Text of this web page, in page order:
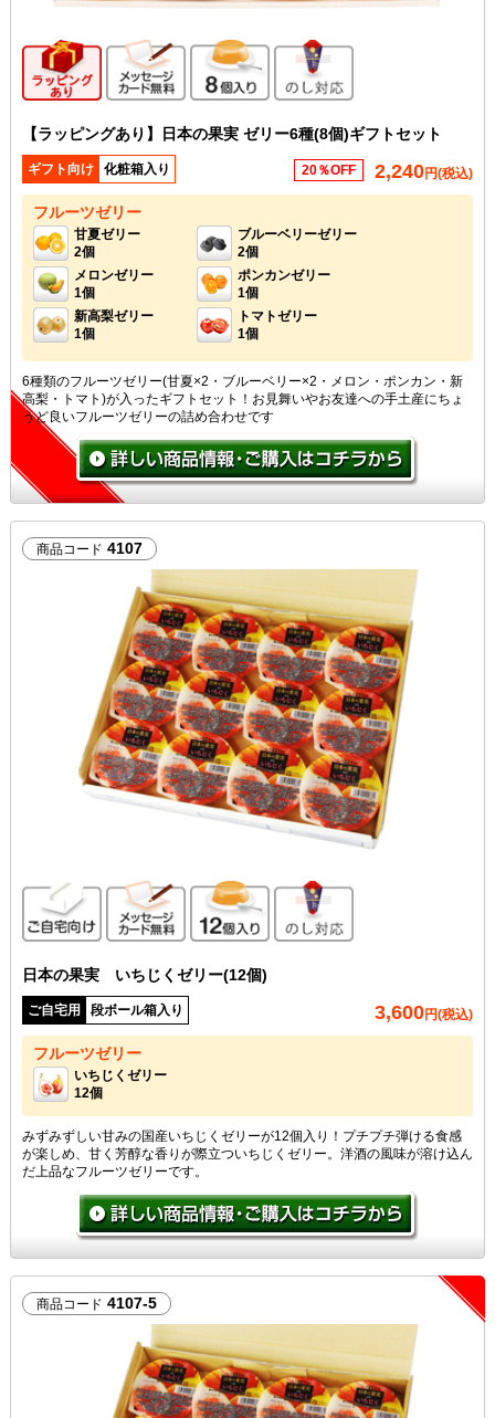
ギフト向け商品メッセージカード無料
8個入り のし対応
【ラッピングあり】日本の果実 ゼリー6種(8個)ギフトセット
ギフト向け 化粧箱入り 20％OFF 2,240円(税込)
フルーツゼリー
甘夏ゼリー
2個
ブルーベリーゼリー
2個
メロンゼリー
1個
ポンカンゼリー
1個
新高梨ゼリー
1個
トマトゼリー
1個
6種類のフルーツゼリー(甘夏×2・ブルーベリー×2・メロン・ポンカン・新
高梨・トマト)が入ったギフトセット！お見舞いやお友達への手土産にちょ
うど良いフルーツゼリーの詰め合わせです
商品コード 4107
ご自宅向けメッセージカード無料
12個入り のし対応
日本の果実 いちじくゼリー(12個)
ご自宅用 段ボール箱入り 3,600円(税込)
フルーツゼリー
いちじくゼリー
12個
みずみずしい甘みの国産いちじくゼリーが12個入り！プチプチ弾ける食感
が楽しめ、甘く芳醇な香りが際立ついちじくゼリー。洋酒の風味が溶け込ん
だ上品なフルーツゼリーです。
商品コード 4107-5